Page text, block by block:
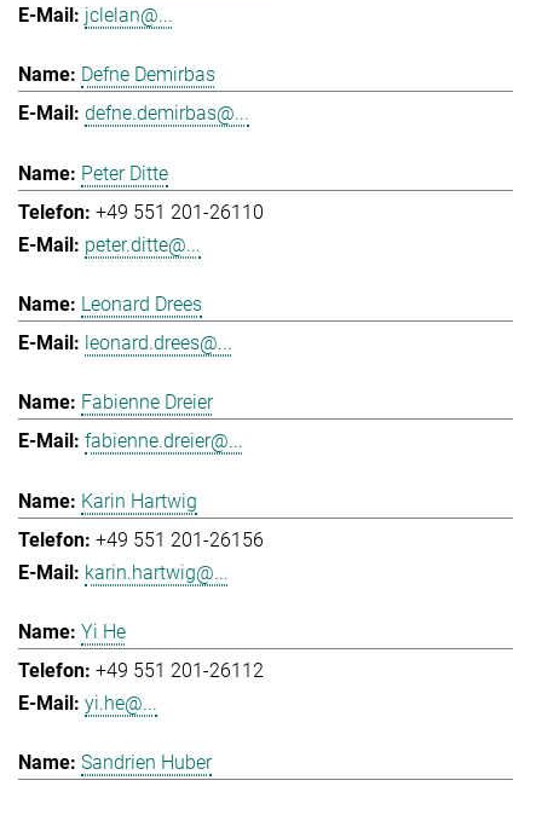
jclelan@...
Defne Demirbas
defne.demirbas@...
Peter Ditte
+49 551 201-26110
peter.ditte@...
Leonard Drees
leonard.drees@...
Fabienne Dreier
fabienne.dreier@...
Karin Hartwig
+49 551 201-26156
karin.hartwig@...
Yi He
+49 551 201-26112
yi.he@...
Sandrien Huber